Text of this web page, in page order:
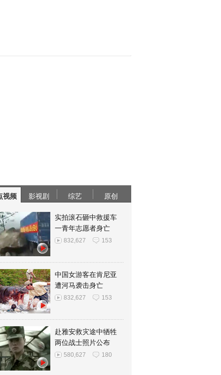
视频 影视剧 综艺 原创
实拍滚石砸中救援车
一青年志愿者身亡
832,627 153
中国女游客在肯尼亚
遭河马袭击身亡
832,627 153
赴雅安救灾途中牺牲
两位战士照片公布
580,627 180